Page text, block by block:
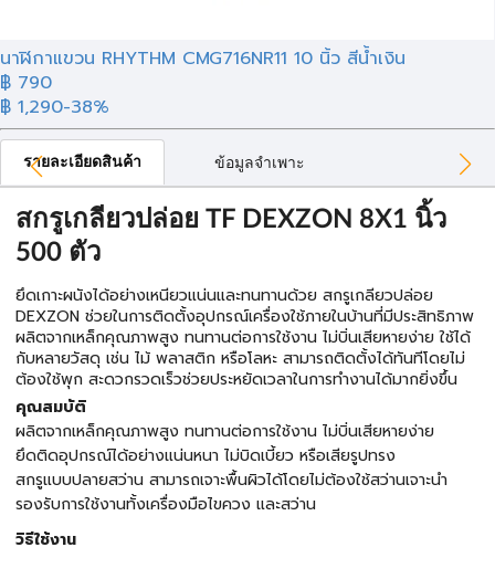
นาฬิกาแขวน RHYTHM CMG716NR11 10 นิ้ว สีน้ำเงิน
฿ 790
฿ 1,290-38%
รายละเอียดสินค้า ข้อมูลจำเพาะ
สกรูเกลียวปล่อย TF DEXZON 8X1 นิ้ว
500 ตัว
ยึดเกาะผนังได้อย่างเหนียวแน่นและทนทานด้วย สกรูเกลียวปล่อย
DEXZON ช่วยในการติดตั้งอุปกรณ์เครื่องใช้ภายในบ้านที่มีประสิทธิภาพ
ผลิตจากเหล็กคุณภาพสูง ทนทานต่อการใช้งาน ไม่บิ่นเสียหายง่าย ใช้ได้
กับหลายวัสดุ เช่น ไม้ พลาสติก หรือโลหะ สามารถติดตั้งได้ทันทีโดยไม่
ต้องใช้พุก สะดวกรวดเร็วช่วยประหยัดเวลาในการทำงานได้มากยิ่งขึ้น
คุณสมบัติ
ผลิตจากเหล็กคุณภาพสูง ทนทานต่อการใช้งาน ไม่บิ่นเสียหายง่าย
ยึดติดอุปกรณ์ได้อย่างแน่นหนา ไม่บิดเบี้ยว หรือเสียรูปทรง
สกรูแบบปลายสว่าน สามารถเจาะพื้นผิวได้โดยไม่ต้องใช้สว่านเจาะนำ
รองรับการใช้งานทั้งเครื่องมือไขควง และสว่าน
วิธีใช้งาน